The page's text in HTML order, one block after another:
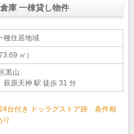
庫 一棟貸し物件
種住居地域
㎡）
黒山
原天神 駅 徒歩 31 分
台付き ドッラグストア跡 条件相